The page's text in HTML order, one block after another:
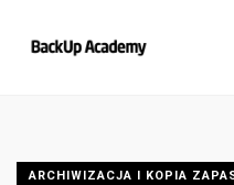
ARCHIWIZACJA I KOPIA